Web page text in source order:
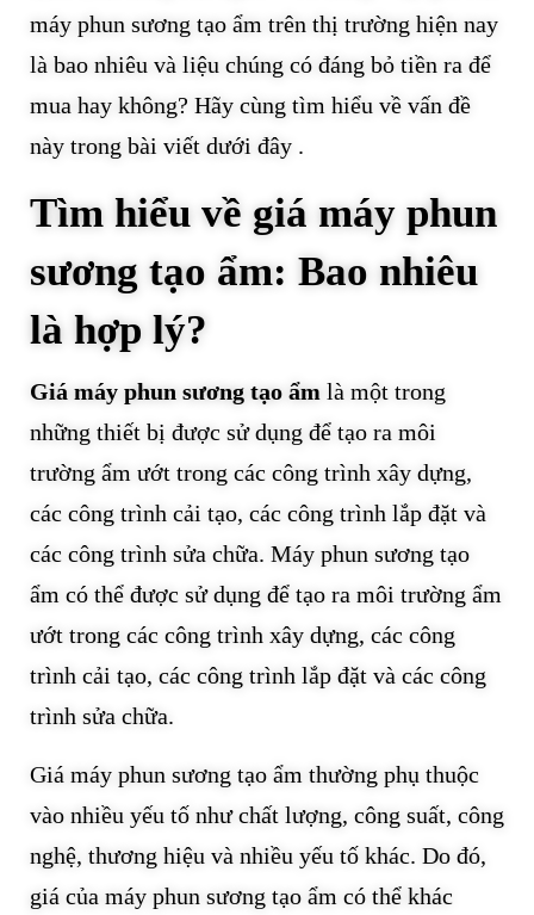
máy phun sương tạo ẩm trên thị trường hiện nay
là bao nhiêu và liệu chúng có đáng bỏ tiền ra để
mua hay không? Hãy cùng tìm hiểu về vấn đề
này trong bài viết dưới đây .
Tìm hiểu về giá máy phun
sương tạo ẩm: Bao nhiêu
là hợp lý?
Giá máy phun sương tạo ẩm là một trong
những thiết bị được sử dụng để tạo ra môi
trường ẩm ướt trong các công trình xây dựng,
các công trình cải tạo, các công trình lắp đặt và
các công trình sửa chữa. Máy phun sương tạo
ẩm có thể được sử dụng để tạo ra môi trường ẩm
ướt trong các công trình xây dựng, các công
trình cải tạo, các công trình lắp đặt và các công
trình sửa chữa.
Giá máy phun sương tạo ẩm thường phụ thuộc
vào nhiều yếu tố như chất lượng, công suất, công
nghệ, thương hiệu và nhiều yếu tố khác. Do đó,
giá của máy phun sương tạo ẩm có thể khác